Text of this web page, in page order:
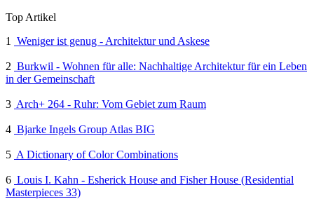
Top Artikel
1
Weniger ist genug - Architektur und Askese
2 Burkwil - Wohnen für alle: Nachhaltige Architektur für ein Leben
in der Gemeinschaft
3 Arch+ 264 - Ruhr: Vom Gebiet zum Raum
4 Bjarke Ingels Group Atlas BIG
5 A Dictionary of Color Combinations
6 Louis I. Kahn - Esherick House and Fisher House (Residential
Masterpieces 33)